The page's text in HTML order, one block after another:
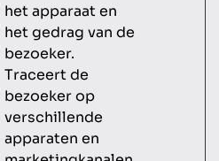
het apparaat en
het gedrag van de
bezoeker.
Traceert de
bezoeker op
verschillende
apparaten en